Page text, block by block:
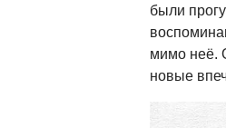
были
мимо неё.
новые